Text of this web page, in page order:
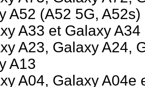
A52 (A52 5G, A52s)
A33 et Galaxy A34
A23, Galaxy A24,
A13
A04, Galaxy A04e